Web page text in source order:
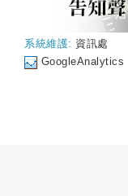
系統維護: 資訊處
GoogleAnalytics